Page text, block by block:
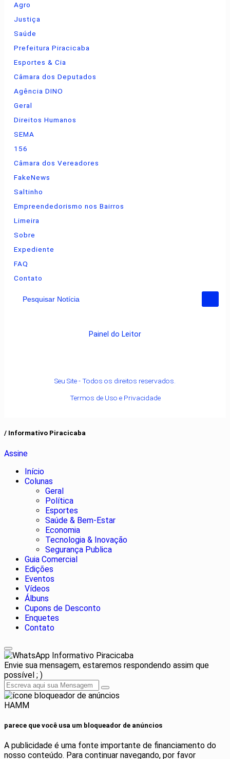
Agro
Justiça
Saúde
Prefeitura Piracicaba
Esportes & Cia
Câmara dos Deputados
Agência DINO
Geral
Direitos Humanos
SEMA
156
Câmara dos Vereadores
FakeNews
Saltinho
Empreendedorismo nos Bairros
Limeira
Sobre
Expediente
FAQ
Contato
Pesquisar Notícia
Painel do Leitor
Seu Site - Todos os direitos reservados.
Termos de Uso e Privacidade
/ Informativo Piracicaba
Assine
Início
Colunas
Geral
Política
Esportes
Saúde & Bem-Estar
Economia
Tecnologia & Inovação
Segurança Publica
Guia Comercial
Edições
Eventos
Vídeos
Álbuns
Cupons de Desconto
Enquetes
Contato
Informativo Piracicaba
Envie sua mensagem, estaremos respondendo assim que
possível ; )
HAMM
parece que você usa um bloqueador de anúncios
A publicidade é uma fonte importante de financiamento do
nosso conteúdo. Para continuar navegando, por favor